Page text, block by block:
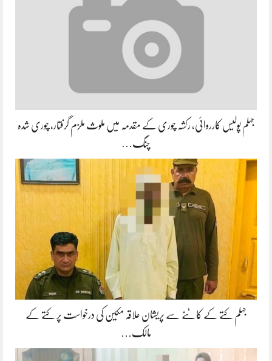
جہلم پولیس کارروائی، رکشہ چوری کے مقدمہ میں ملوث ملزم گرفتار، چوری شدہ
چنگ…
جہلم کتے کے کاٹنے سے پریشان علاقہ مکین کی درخواست پر کتے کے
مالک…